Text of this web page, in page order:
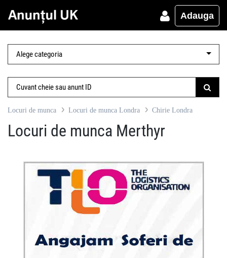
Adauga
Locuri de munca Locuri de munca Londra Chirie Londra
Locuri de munca Merthyr